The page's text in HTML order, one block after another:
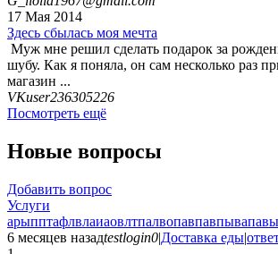
17 Мая 2014
Здесь сбылась моя мечта
Муж мне решил сделать подарок за
шубу. Как я поняла, он сам несколько раз
магазин ...
VKuser236305226
Посмотреть ещё
Новые вопросы
Добавить вопрос
Услуги
6 месяцев назадtestlogin0|Доставка еды|